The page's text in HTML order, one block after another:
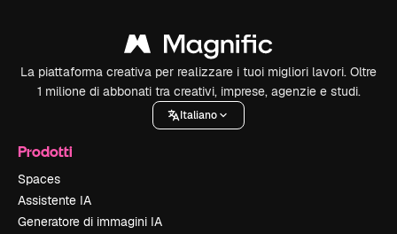
La piattaforma creativa per realizzare i tuoi migliori lavori. Oltre
1 milione di abbonati tra creativi, imprese, agenzie e studi.
Italiano
Prodotti
Spaces
Assistente IA
Generatore di immagini IA